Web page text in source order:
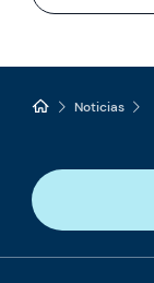
Noticias